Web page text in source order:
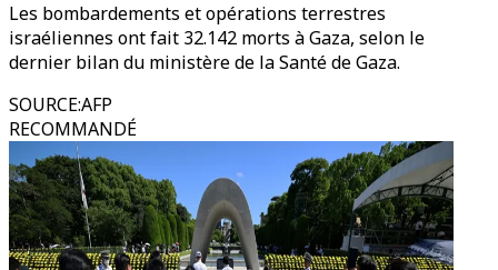
Les bombardements et opérations terrestres
israéliennes ont fait 32.142 morts à Gaza, selon le
dernier bilan du ministère de la Santé de Gaza.
SOURCE:AFP
RECOMMANDÉ